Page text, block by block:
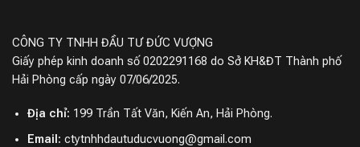
CÔNG TY TNHH ĐẦU TƯ ĐỨC VƯỢNG
Giấy phép kinh doanh số 0202291168 do Sở KH&ĐT Thành phố
Hải Phòng cấp ngày 07/06/2025.
Địa chỉ: 199 Trần Tất Văn, Kiến An, Hải Phòng.
Email: ctytnhhdautuducvuong@gmail.com